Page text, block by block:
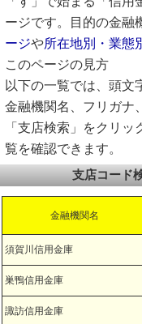
ージです。目的の金融
ージや所在地別・業態
このページの見方
以下の一覧では、頭文
金融機関名、フリガナ
「支店検索」をクリ
覧を確認できます。
支店コード
金融機関名
須賀川信用金庫
巣鴨信用金庫
諏訪信用金庫